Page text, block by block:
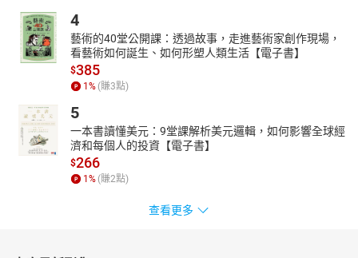
4
藝術的40堂公開課：透過故事，走進藝術家創作現場，
看藝術如何誕生、如何形塑人類生活【電子書】
$385
1 % (賺3點)
5
一本書讀懂美元：9堂課解析美元邏輯，如何影響全球經
濟和每個人的投資【電子書】
$266
1 % (賺2點)
查看更多